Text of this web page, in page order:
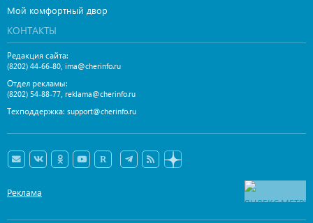
Мой комфортный двор
КОНТАКТЫ
Редакция сайта:
(8202) 44-66-80, ima@cherinfo.ru
Отдел рекламы:
(8202) 54-88-77, reklama@cherinfo.ru
Техподдержка: support@cherinfo.ru
Реклама